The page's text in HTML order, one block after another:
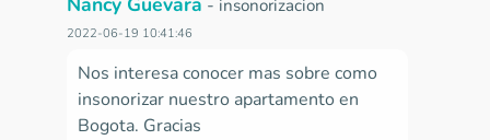
- insonorizacion
2022-06-19 10:41:46
Nos interesa conocer mas sobre como
insonorizar nuestro apartamento en
Bogota. Gracias